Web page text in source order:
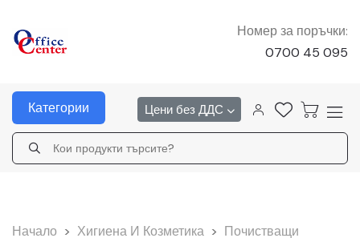
Номер за поръчки:
0700 45 095
Категории Цени без ДДС
Начало > Хигиена И Козметика > Почистващи